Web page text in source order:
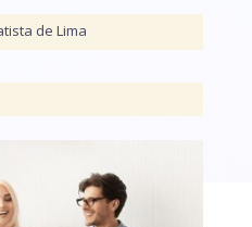
de Lima